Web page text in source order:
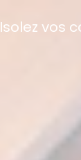
Isolez vos